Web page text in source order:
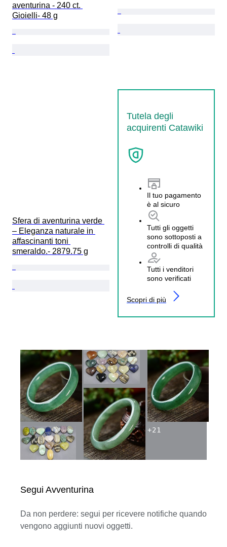
aventurina - 240 ct.
Gioielli- 48 g
Sfera di aventurina verde
– Eleganza naturale in
affascinanti toni
smeraldo.- 2879.75 g
Tutela degli
acquirenti Catawiki
Il tuo pagamento
è al sicuro
Tutti gli oggetti
sono sottoposti a
controlli di qualità
Tutti i venditori
sono verificati
Scopri di più
Segui Avventurina
Da non perdere: segui per ricevere notifiche quando
vengono aggiunti nuovi oggetti.
+21